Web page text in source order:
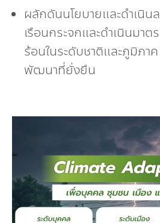
ผลักดันนโยบายและดำเนิน
เรือนกระจกและดำเนินมาต
ร้อนในระดับชาติและภูมิภา
พัฒนาที่ยั่งยืน